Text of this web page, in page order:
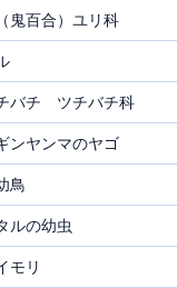
百合）ユリ科
バチ ツチバチ科
ヤンマのヤゴ
鳥
ルの幼虫
モリ